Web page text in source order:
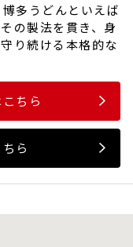
多うどんといえば
の製法を貫き、身
り続ける本格的な
ちら
ら